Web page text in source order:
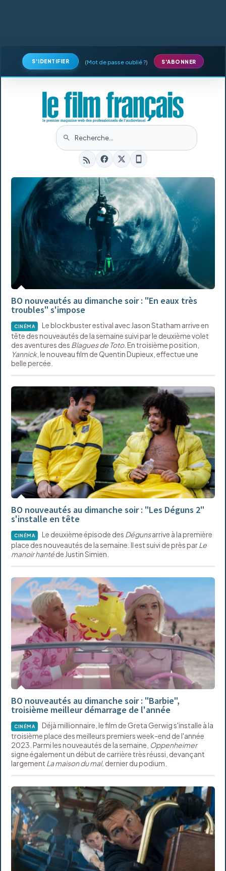
S'IDENTIFIER (Mot de passe oublié ?) S'ABONNER
BO nouveautés au dimanche soir : "En eaux très
troubles" s'impose
CINÉMA
Le blockbuster estival avec Jason Statham arrive en
tête des nouveautés de la semaine suivi par le deuxième volet
des aventures des Blagues de Toto.En troisième position,
Yannick, le nouveau film de Quentin Dupieux, effectue une
belle percée.
BO nouveautés au dimanche soir : "Les Déguns 2"
s'installe en tête
CINÉMA Le deuxième épisode des Dégunsarrive à la première
place des nouveautés de la semaine. Il est suivi de près parLe
manoir hantéde Justin Simien.
BO nouveautés au dimanche soir : "Barbie",
troisième meilleur démarrage de l'année
CINÉMA
Déjà millionnaire, le film de Greta Gerwig s'installe à la
troisième place des meilleurs premiers week-end de l'année
2023. Parmi les nouveautés de la semaine, Oppenheimer
signe également un début de carrière très réussi, devançant
largement La maison du mal, dernier du podium.